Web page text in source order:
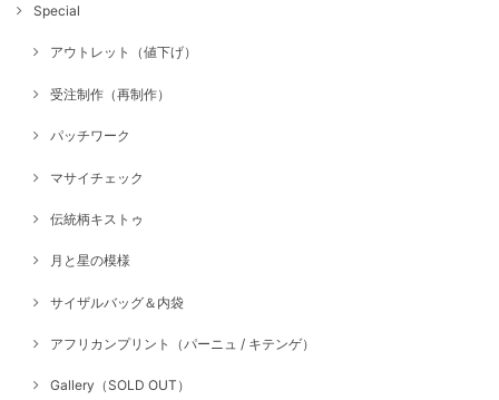
Special
アウトレット（値下げ）
受注制作（再制作）
パッチワーク
マサイチェック
伝統柄キストゥ
月と星の模様
サイザルバッグ＆内袋
アフリカンプリント（パーニュ / キテンゲ）
Gallery（SOLD OUT）